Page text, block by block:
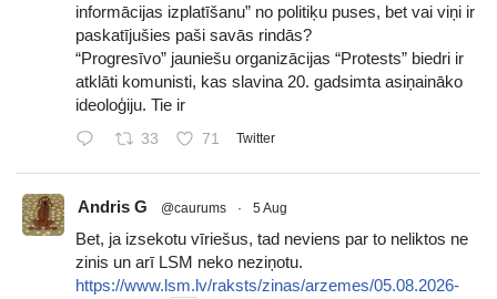
informācijas izplatīšanu” no politiķu puses, bet vai viņi ir
paskatījušies paši savās rindās?
“Progresīvo” jauniešu organizācijas “Protests” biedri ir
atklāti komunisti, kas slavina 20. gadsimta asiņaināko
ideoloģiju. Tie ir
33 71 Twitter
Andris G @caurums · 5 Aug
Bet, ja izsekotu vīriešus, tad neviens par to neliktos ne
zinis un arī LSM neko neziņotu.
https://www.lsm.lv/raksts/zinas/arzemes/05.08.2026-